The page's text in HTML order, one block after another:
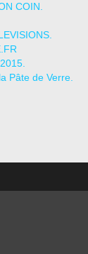
COIN.
Pâte de Verre.